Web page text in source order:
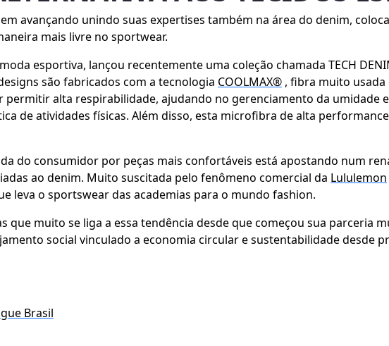
avançando unindo suas expertises também na área do denim,
mais livre no sportwear.
esportiva, lançou recentemente uma coleção chamada TECH
são fabricados com a tecnologia COOLMAX® , fibra muito
permitir alta respirabilidade, ajudando no gerenciamento da umidade
de atividades físicas. Além disso, esta microfibra de alta
do consumidor por peças mais confortáveis está apostando num
ao denim. Muito suscitada pelo fenômeno comercial da Lululemon
leva o sportswear das academias para o mundo fashion.
que muito se liga a essa tendência desde que começou sua parceria
social vinculado a economia circular e sustentabilidade desde
Brasil